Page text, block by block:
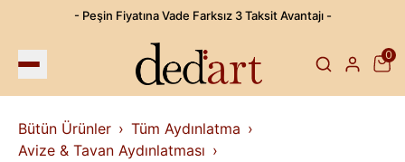
- Peşin Fiyatına Vade Farksız 3 Taksit Avantajı -
0
Bütün Ürünler
Tüm Aydınlatma
Avize & Tavan Aydınlatması